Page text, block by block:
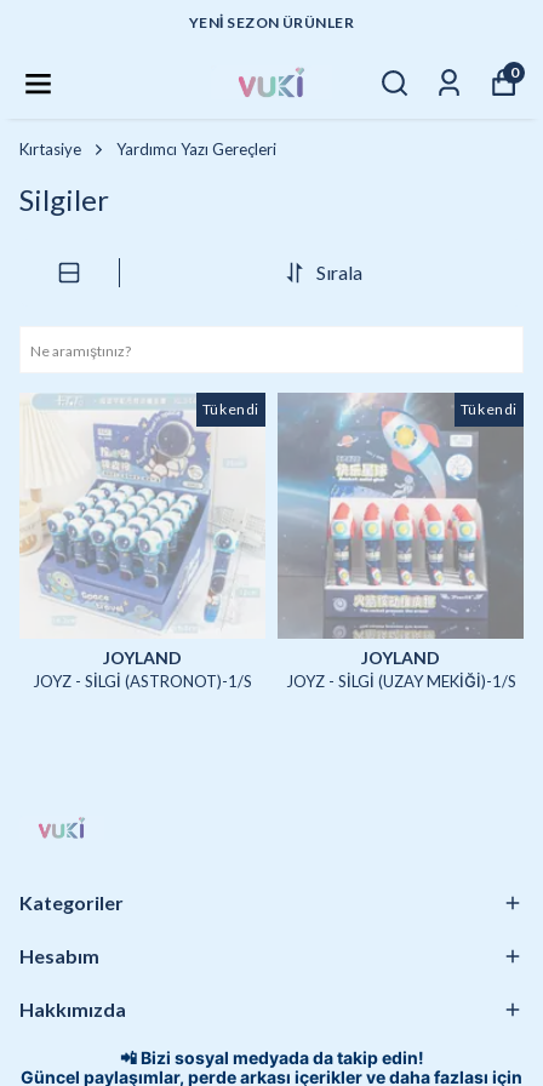
YENI SEZON ÜRÜNLER
0
Kırtasiye Yardımcı Yazı Gereçleri
Silgiler
Sırala
Tükendi
JOYLAND
JOYZ - SİLGİ (ASTRONOT)-1/S
Tükendi
JOYLAND
JOYZ - SİLGİ (UZAY MEKİĞİ)-1/S
Kategoriler
Hesabım
Hakkımızda
📲 Bizi sosyal medyada da takip edin!
Güncel paylaşımlar, perde arkası içerikler ve daha fazlası için